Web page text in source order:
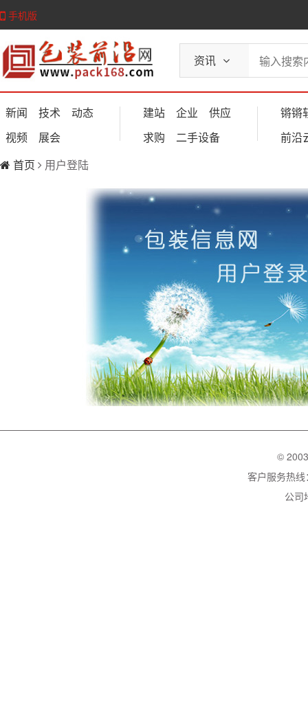
手机版
资讯
新闻 技术
动态
视频
展会
建站 企业
供应
求购
二手设备
锵锵
前沿
首页
用户登陆
©
客户服务热
公司